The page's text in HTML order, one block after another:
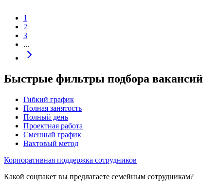
1
2
3
...
Быстрые фильтры подбора вакансий
Гибкий график
Полная занятость
Полный день
Проектная работа
Сменный график
Вахтовый метод
Корпоративная поддержка сотрудников
Какой соцпакет вы предлагаете семейным сотрудникам?